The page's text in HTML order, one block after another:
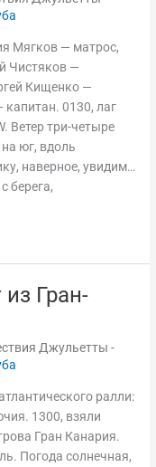
Мягков — матрос,
Чистяков —
Кищенко —
0130, лаг
Ветер три-четыре
юг, вдоль
наверное, увидим…
берега,
из Гран-
Джульетты -
ралли:
1300, взяли
Гран Канария.
Погода солнечная,